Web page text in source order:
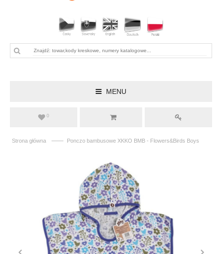
MENU
0
Strona główna —— Ponczo bambusowe XKKO BMB - Flowers&Birds Boys